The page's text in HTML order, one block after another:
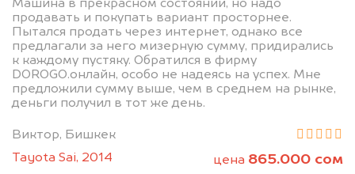
Машина в прекрасном состоянии, но надо
продавать и покупать вариант просторнее.
Пытался продать через интернет, однако все
предлагали за него мизерную сумму, придирались
к каждому пустяку. Обратился в фирму
DOROGO.онлайн, особо не надеясь на успех. Мне
предложили сумму выше, чем в среднем на рынке,
деньги получил в тот же день.
Виктор, Бишкек
Tayota Sai, 2014
цена 865.000 сом
Мы проконсультируем вас и
рассчитаем стоимость вашего
Инфинити.